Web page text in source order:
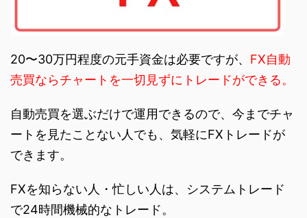
20〜30万円程度の元手資金は必要ですが、 FX自動
売買ならチャートを一切見ずにトレードができる。
自動売買を選ぶだけで運用できるので、今までチャ
ートを見たことない人でも、気軽にFXトレードが
できます。
FXを知らない人・忙しい人は、システムトレード
で24時間機械的なトレード。